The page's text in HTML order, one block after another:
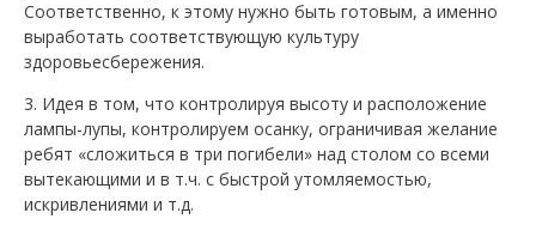
Соответственно, к этому нужно быть готовым, а именно
выработать соответствующую культуру
здоровьесбережения.
3. Идея в том, что контролируя высоту и расположение
лампы-лупы, контролируем осанку, ограничивая желание
ребят «сложиться в три погибели» над столом со всеми
вытекающими и в т.ч. с быстрой утомляемостью,
искривлениями и т.д.